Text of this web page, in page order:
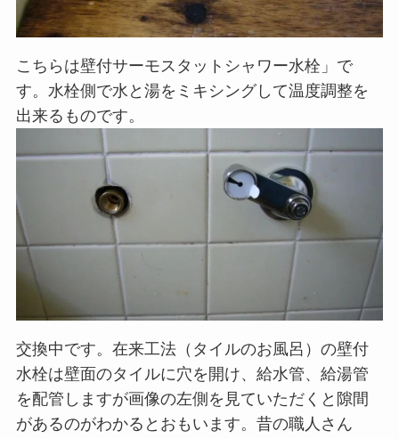
こちらは壁付サーモスタットシャワー水栓」で
す。水栓側で水と湯をミキシングして温度調整を
出来るものです。
交換中です。在来工法（タイルのお風呂）の壁付
水栓は壁面のタイルに穴を開け、給水管、給湯管
を配管しますが画像の左側を見ていただくと隙間
があるのがわかるとおもいます。昔の職人さん